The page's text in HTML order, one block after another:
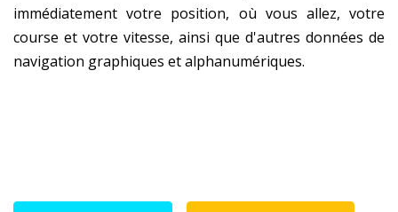
immédiatement votre position, où vous allez, votre
course et votre vitesse, ainsi que d'autres données de
navigation graphiques et alphanumériques.